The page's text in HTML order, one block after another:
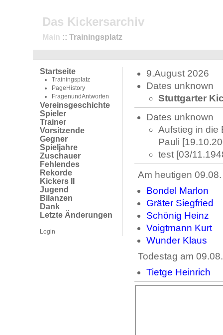
Das Kickersarchiv
Main :: Trainingsplatz
Startseite
Trainingsplatz
PageHistory
FragenundAntworten
Vereinsgeschichte
Spieler
Trainer
Vorsitzende
Gegner
Spieljahre
Zuschauer
Fehlendes
Rekorde
Kickers II
Jugend
Bilanzen
Dank
Letzte Änderungen
Login
9.August 2026
Dates unknown
Stuttgarter
Dates unknown
Aufstieg in die
Pauli
test [03/
Am heutigen
Bondel Marlon
Gräter Siegfried
Schönig Heinz
Voigtmann Kurt
Wunder Klaus
Todestag am
Tietge Heinrich